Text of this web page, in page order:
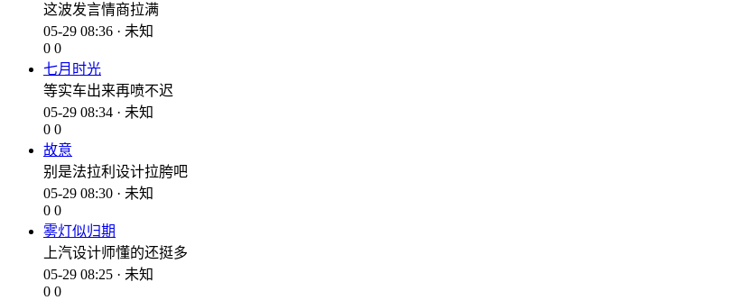
这波发言情商拉满
05-29 08:36 · 未知
0 0
七月时光
等实车出来再喷不迟
05-29 08:34 · 未知
0 0
故意
别是法拉利设计拉胯吧
05-29 08:30 · 未知
0 0
雾灯似归期
上汽设计师懂的还挺多
05-29 08:25 · 未知
0 0